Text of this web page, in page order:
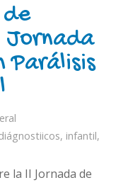
de
Jornada
Parálisis
, infantil,
la II Jornada de